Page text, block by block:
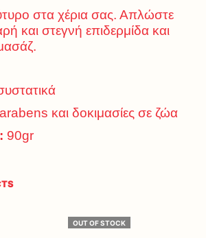
στα χέρια σας. Απλώστε
και στεγνή επιδερμίδα και
και δοκιμασίες σε ζώα
90gr
OUT OF STOCK